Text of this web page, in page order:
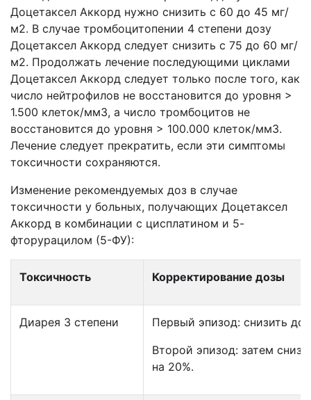
Доцетаксел Аккорд нужно снизить с 60 до 45 мг/
м2. В случае тромбоцитопении 4 степени дозу
Доцетаксел Аккорд следует снизить с 75 до 60 мг/
м2. Продолжать лечение последующими циклами
Доцетаксел Аккорд следует только после того, как
число нейтрофилов не восстановится до уровня >
1.500 клеток/мм3, а число тромбоцитов не
восстановится до уровня > 100.000 клеток/мм3.
Лечение следует прекратить, если эти симптомы
токсичности сохраняются.
Изменение рекомендуемых доз в случае
токсичности у больных, получающих Доцетаксел
Аккорд в комбинации с цисплатином и 5-
фторурацилом (5-ФУ):
Токсичность Корректирование дозы
Диарея 3 степени
Первый эпизод: снизить
Второй эпизод: затем
на 20%.